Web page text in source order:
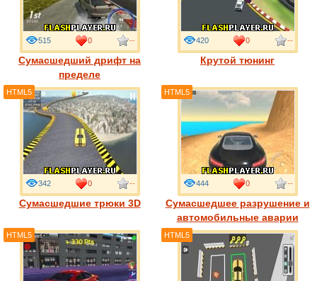
Сумасшедший дрифт на
пределе
515 0 --
Крутой тюнинг
420 0 --
Сумасшедшие трюки 3D
342 0 --
HTML5
Сумасшедшее разрушение и
автомобильные аварии
444 0 --
HTML5
HTML5 HTML5